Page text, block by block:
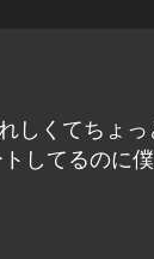
しくてちょ
してるのに